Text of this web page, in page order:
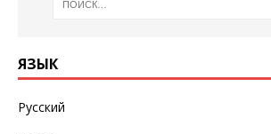
ЯЗЫК
Русский